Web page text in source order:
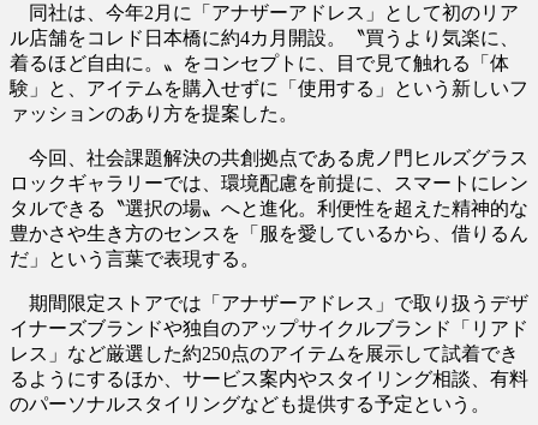
同社は、今年2月に「アナザーアドレス」として初のリア
ル店舗をコレド日本橋に約4カ月開設。〝買うより気楽に、
着るほど自由に。〟をコンセプトに、目で見て触れる「体
験」と、アイテムを購入せずに「使用する」という新しいフ
ァッションのあり方を提案した。
今回、社会課題解決の共創拠点である虎ノ門ヒルズグラス
ロックギャラリーでは、環境配慮を前提に、スマートにレン
タルできる〝選択の場〟へと進化。利便性を超えた精神的な
豊かさや生き方のセンスを「服を愛しているから、借りるん
だ」という言葉で表現する。
期間限定ストアでは「アナザーアドレス」で取り扱うデザ
イナーズブランドや独自のアップサイクルブランド「リアド
レス」など厳選した約250点のアイテムを展示して試着でき
るようにするほか、サービス案内やスタイリング相談、有料
のパーソナルスタイリングなども提供する予定という。